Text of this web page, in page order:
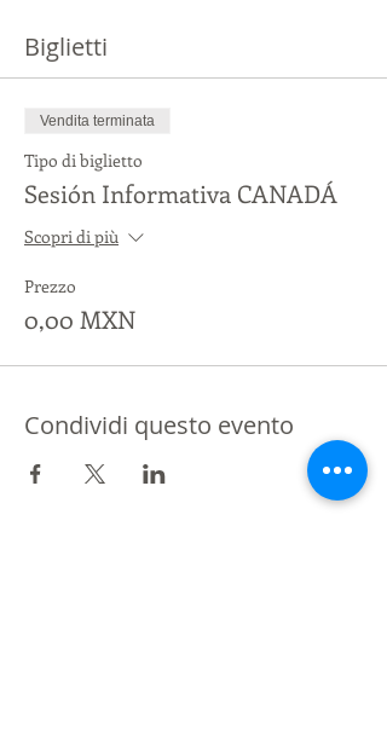
Biglietti
Vendita terminata
Tipo di biglietto
Sesión Informativa CANADÁ
Scopri di più
Prezzo
0,00 MXN
Condividi questo evento